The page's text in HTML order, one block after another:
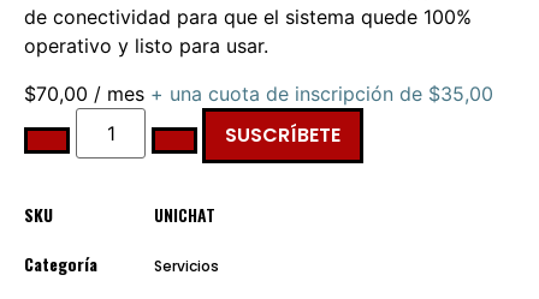
de conectividad para que el sistema quede 100%
operativo y listo para usar.
$70,00 / mes + una cuota de inscripción de $35,00
SUSCRÍBETE
SKU
UNICHAT
Categoría
Servicios